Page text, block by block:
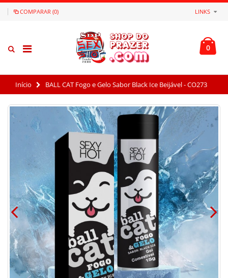
COMPARAR (0) LINKS
0
Início BALL CAT Fogo e Gelo Sabor Black Ice Beijável - CO273